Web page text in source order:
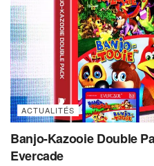
ACTUALITÉS
Banjo-Kazooie Double
Evercade